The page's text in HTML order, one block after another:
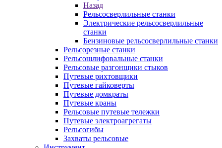
Назад
Рельсосверлильные станки
Электрические рельсосверлильные
станки
Бензиновые рельсосверлильные станки
Рельсорезные станки
Рельсошлифовальные станки
Рельсовые разгонщики стыков
Путевые рихтовщики
Путевые гайковерты
Путевые домкраты
Путевые краны
Рельсовые путевые тележки
Путевые электроагрегаты
Рельсогибы
Захваты рельсовые